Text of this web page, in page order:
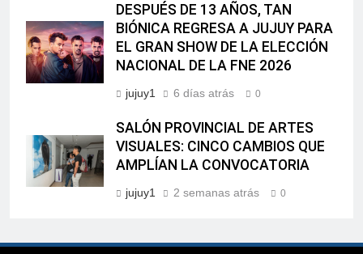
DESPUÉS DE 13 AÑOS, TAN
BIÓNICA REGRESA A JUJUY PARA
EL GRAN SHOW DE LA ELECCIÓN
NACIONAL DE LA FNE 2026
jujuy1 6 días atrás 0
SALÓN PROVINCIAL DE ARTES
VISUALES: CINCO CAMBIOS QUE
AMPLÍAN LA CONVOCATORIA
jujuy1 2 semanas atrás 0